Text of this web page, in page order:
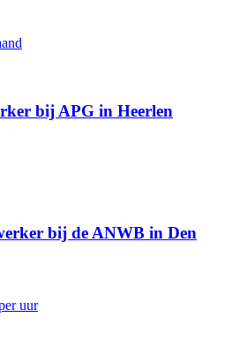
bij APG in Heerlen
bij de ANWB in Den
uur